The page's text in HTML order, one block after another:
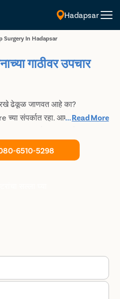
Hadapsar
Surgery In Hadapsar
गाठीवर उपचार
ढेकूळ जाणवत आहे का?
संपर्कात रहा. आमच्याकडे अत्यंत
शस्त्रक्रिया करण्यात
शस्त्रक्रिया करण्यासाठी
...Read More
6510-5298